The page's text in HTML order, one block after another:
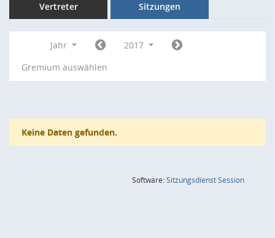
Vertreter Sitzungen
Jahr
2017
Gremium auswählen
Keine Daten gefunden.
Software:SitzungsdienstSession(Wird in